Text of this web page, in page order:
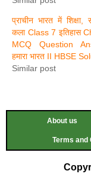
प्राचीन भारत में शिक्षा,
कला Class 7 इतिहास
MCQ Question
हमारा भारत II HBSE
Similar post
About us
Terms and